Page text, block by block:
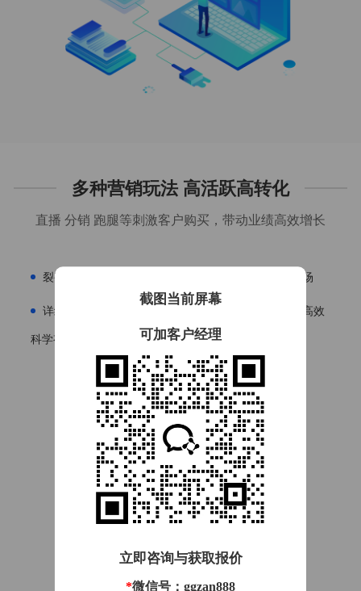
多种营销玩法 高活跃高转化
直播 分销 跑腿等刺激客户购买，带动业绩高效增长
裂变传播，有效地带动粉丝的增长，先人一步抢占市场
详细的活动数据报告，精细化管控运营全流程，决策高效
科学有依据
开始制作
截图当前屏幕
可加客户经理
立即咨询与获取报价
*微信号：ggzan888